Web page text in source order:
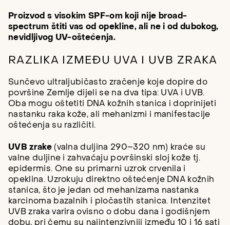
Proizvod s visokim SPF-om koji nije broad-
spectrum štiti vas od opekline, ali ne i od dubokog,
nevidljivog UV-oštećenja.
RAZLIKA IZMEĐU UVA I UVB ZRAKA
Sunčevo ultraljubičasto zračenje koje dopire do
površine Zemlje dijeli se na dva tipa: UVA i UVB.
Oba mogu oštetiti DNA kožnih stanica i doprinijeti
nastanku raka kože, ali mehanizmi i manifestacije
oštećenja su različiti.
UVB zrake(valna duljina 290–320 nm) kraće su
valne duljine i zahvaćaju površinski sloj kože tj.
epidermis. One su primarni uzrok crvenila i
opeklina. Uzrokuju direktno oštećenje DNA kožnih
stanica, što je jedan od mehanizama nastanka
karcinoma bazalnih i pločastih stanica. Intenzitet
UVB zraka varira ovisno o dobu dana i godišnjem
dobu, pri čemu su najintenzivniji između 10 i 16 sati